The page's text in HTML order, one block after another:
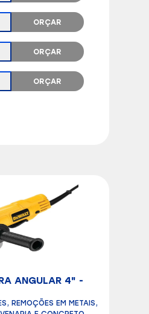
ORÇAR
ORÇAR
ORÇAR
ANGULAR 4" -
REMOÇÕES EM METAIS,